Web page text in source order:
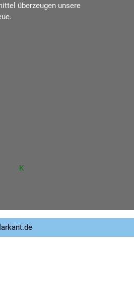
überzeugen unsere
K